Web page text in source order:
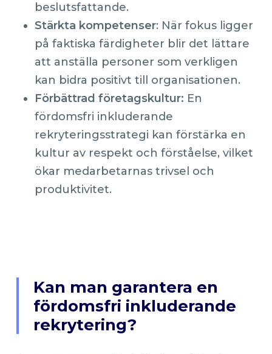
beslutsfattande.
Stärkta kompetenser: När fokus ligger
på faktiska färdigheter blir det lättare
att anställa personer som verkligen
kan bidra positivt till organisationen.
Förbättrad företagskultur: En
fördomsfri inkluderande
rekryteringsstrategi kan förstärka en
kultur av respekt och förståelse, vilket
ökar medarbetarnas trivsel och
produktivitet.
Kan man garantera en
fördomsfri inkluderande
rekrytering?